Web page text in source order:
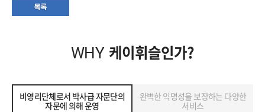
WHY 케이휘슬인가?
비영리단체로서 박사급 자문단의
자문에 의해 운영
완벽한 익명성을 보장하는 다양한
서비스